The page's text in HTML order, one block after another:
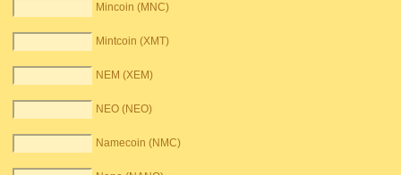
Mincoin (MNC)
Mintcoin (XMT)
NEM (XEM)
NEO (NEO)
Namecoin (NMC)